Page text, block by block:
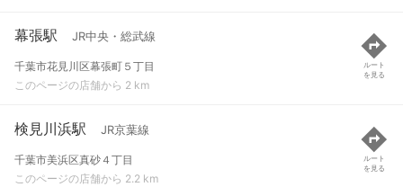
幕張駅 JR中央・総武線
千葉市花見川区幕張町５丁目
このページの店舗から 2 km
ルート
を見る
検見川浜駅 JR京葉線
千葉市美浜区真砂４丁目
このページの店舗から 2.2 km
ルート
を見る